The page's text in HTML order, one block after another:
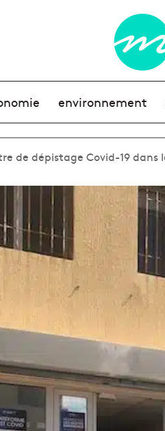
environnement
de dépistage Covid-19 dans